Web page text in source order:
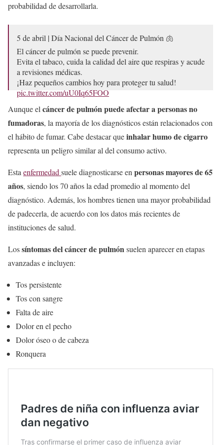
probabilidad de desarrollarla.
5 de abril | Día Nacional del Cáncer de Pulmón 🫁
El cáncer de pulmón se puede prevenir.
Evita el tabaco, cuida la calidad del aire que respiras y acude
a revisiones médicas.
¡Haz pequeños cambios hoy para proteger tu salud!
pic.twitter.com/uU0Iq65FOO
— Instituto Nacional de Cancerología (@incanMX)April 5,
2025
Aunque el cáncer de pulmón puede afectar a personas no
fumadoras, la mayoría de los diagnósticos están relacionados con
el hábito de fumar. Cabe destacar queinhalar humo de cigarro
representa un peligro similar al del consumo activo.
Esta enfermedad suele diagnosticarse en personas mayores de 65
años, siendo los 70 años la edad promedio al momento del
diagnóstico. Además, los hombres tienen una mayor probabilidad
de padecerla, de acuerdo con los datos más recientes de
instituciones de salud.
Lossíntomas del cáncer de pulmón suelen aparecer en etapas
avanzadas e incluyen:
Tos persistente
Tos con sangre
Falta de aire
Dolor en el pecho
Dolor óseo o de cabeza
Ronquera